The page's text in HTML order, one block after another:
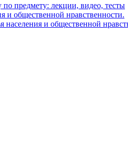
по предмету: лекции, видео, тесты
и общественной нравственности.
населения и общественной